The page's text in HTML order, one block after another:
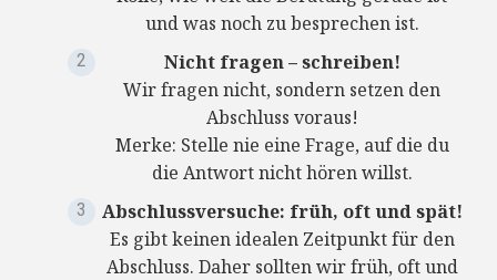
und was noch zu besprechen ist.
Nicht fragen – schreiben!
Wir fragen nicht, sondern setzen den
Abschluss voraus!
Merke: Stelle nie eine Frage, auf die du
die Antwort nicht hören willst.
Abschlussversuche: früh, oft und spät!
Es gibt keinen idealen Zeitpunkt für den
Abschluss. Daher sollten wir früh, oft und